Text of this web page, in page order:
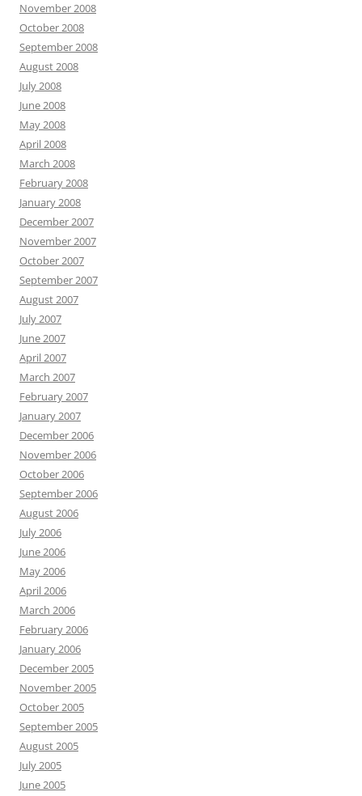
November 2008
October 2008
September 2008
August 2008
July 2008
June 2008
May 2008
April 2008
March 2008
February 2008
January 2008
December 2007
November 2007
October 2007
September 2007
August 2007
July 2007
June 2007
April 2007
March 2007
February 2007
January 2007
December 2006
November 2006
October 2006
September 2006
August 2006
July 2006
June 2006
May 2006
April 2006
March 2006
February 2006
January 2006
December 2005
November 2005
October 2005
September 2005
August 2005
July 2005
June 2005